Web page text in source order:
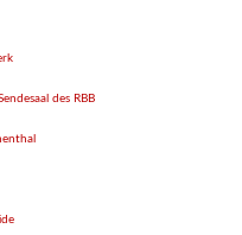
des RBB